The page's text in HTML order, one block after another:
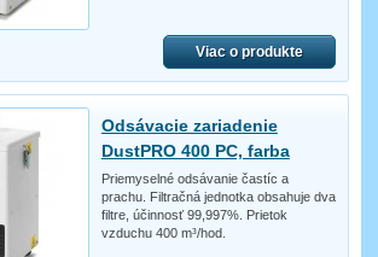
Viac o produkte
Odsávacie zariadenie
DustPRO 400 PC, farba
Priemyselné odsávanie častíc a
prachu. Filtračná jednotka obsahuje dva
filtre, účinnosť 99,997%. Prietok
vzduchu 400 m³/hod.